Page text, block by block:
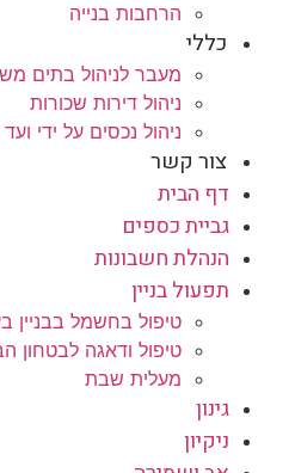
הרחבות בנייה
כללי
מעבר לניהול בתים
ניהול דירות שכורות
ניהול נכסים על ידי ועד
צור קשר
דף הבית
גביית כספים
הנהלת חשבונות
תפעול בניין
טיפול בחשמל בבניין
טיפול ודאגה לבטחון
מעלית שבת
גינון
ניקיון